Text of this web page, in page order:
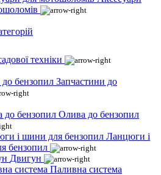
техніки
Запчастини до
Олива до бензопил
Ланцюги і
бензопил
Двигун
Паливна система